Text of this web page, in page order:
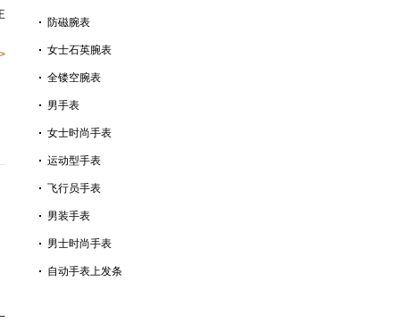
防磁腕表
女士石英腕表
全镂空腕表
男手表
女士时尚手表
运动型手表
飞行员手表
男装手表
男士时尚手表
自动手表上发条